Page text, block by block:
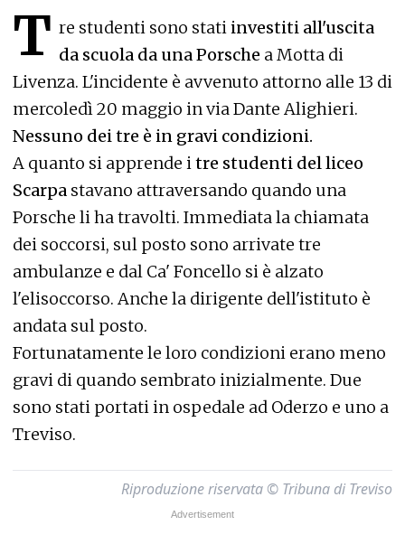
T re studenti sono stati investiti all'uscita
da scuola da una Porsche a Motta di
Livenza. L'incidente è avvenuto attorno alle 13 di
mercoledì 20 maggio in via Dante Alighieri.
Nessuno dei tre è in gravi condizioni.
A quanto si apprende itre studenti del liceo
Scarpa stavano attraversando quando una
Porsche li ha travolti. Immediata la chiamata
dei soccorsi, sul posto sono arrivate tre
ambulanze e dal Ca' Foncello si è alzato
l'elisoccorso. Anche la dirigente dell'istituto è
andata sul posto.
Fortunatamente le loro condizioni erano meno
gravi di quando sembrato inizialmente. Due
sono stati portati in ospedale ad Oderzo e uno a
Treviso.
Riproduzione riservata © Tribuna di Treviso